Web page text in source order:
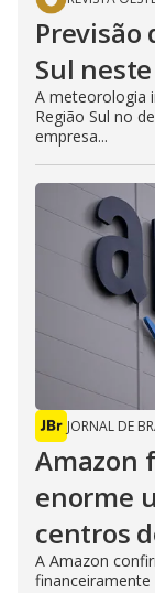
Previsão
Sul
A meteorologia
Região Sul no
empresa...
JORNAL DE
Amazon
enorme
centros
A Amazon